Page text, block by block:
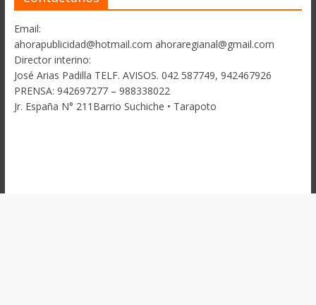
Email:
ahorapublicidad@hotmail.com ahoraregianal@gmail.com
Director interino:
José Arias Padilla TELF. AVISOS. 042 587749, 942467926
PRENSA: 942697277 – 988338022
Jr. España N° 211Barrio Suchiche • Tarapoto